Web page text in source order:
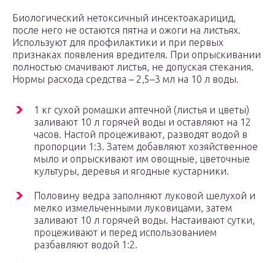
Биологический нетоксичный инсектоакарицид,
после него не остаются пятна и ожоги на листьях.
Используют для профилактики и при первых
признаках появления вредителя. При опрыскивании
полностью смачивают листья, не допуская стекания.
Нормы расхода средства – 2,5–3 мл на 10 л воды.
1 кг сухой ромашки аптечной (листья и цветы)
заливают 10 л горячей воды и оставляют на 12
часов. Настой процеживают, разводят водой в
пропорции 1:3. Затем добавляют хозяйственное
мыло и опрыскивают им овощные, цветочные
культуры, деревья и ягодные кустарники.
Половину ведра заполняют луковой шелухой и
мелко измельченными луковицами, затем
заливают 10 л горячей воды. Настаивают сутки,
процеживают и перед использованием
разбавляют водой 1:2.